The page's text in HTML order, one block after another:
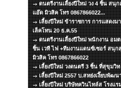
ดนตรีงานเลี้ยงปีใหม่ วง 4 ชิ้น สนุ
แอ๊ด มิวสิค โทร 0867866022...
เลี้ยงปีใหม่ ข้าราชการ การแสดงม
เล็คโทน 20 ธ.ค.55
ดนตรีงานเลี้ยงปีใหม่ พนักงาน อม
ชิ้น เวที ไฟ +ทีมงานแดนซ์เซอร์ สนุก
มิวสิค โทร 0867866022
เลี้ยงปีใหม่ วงดนตรี 3 ชิ้น ที่สุขุมวิ
เลี้ยงปีใหม่ 2557 บ.สหย่งเงี๊ยบพัฒ
เลี้ยงปีใหม่ บริษัทควินไทล์ส โรงแ